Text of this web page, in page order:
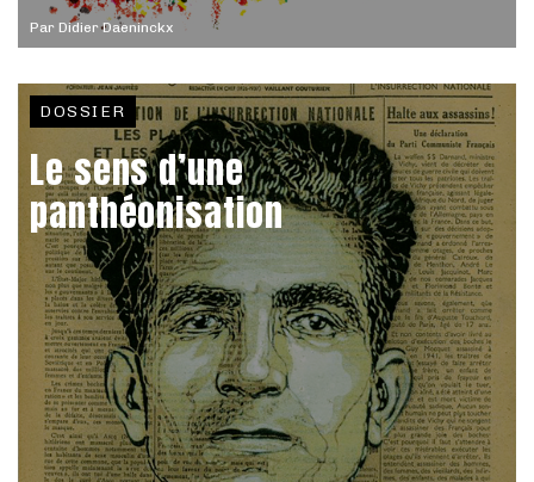
Par Didier Daeninckx
DOSSIER
Le sens d’une
panthéonisation